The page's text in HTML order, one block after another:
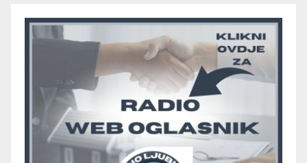
Grma “vratio u igru”